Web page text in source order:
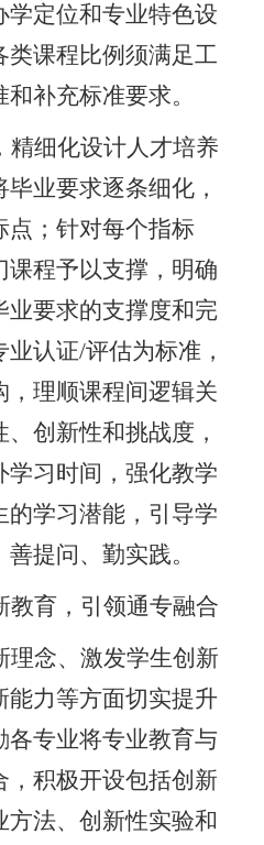
学定位和专业特色设
课程比例须满足工
补充标准要求。
精细化设计人才培养
业要求逐条细化，
点；针对每个指标
课程予以支撑，明确
业要求的支撑度和完
业认证/评估为标准，
理顺课程间逻辑关
创新性和挑战度，
习时间，强化教学
学习潜能，引导学
提问、勤实践。
教育，引领通专融合
理念、激发学生创新
能力等方面切实提升
各专业将专业教育与
积极开设包括创新
法、创新性实验和